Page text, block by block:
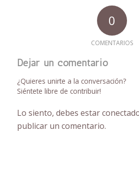
0
COMENTARIOS
Dejar un comentario
¿Quieres unirte a la conversación?
Siéntete libre de contribuir!
Lo siento, debes estar
publicar un comentario.